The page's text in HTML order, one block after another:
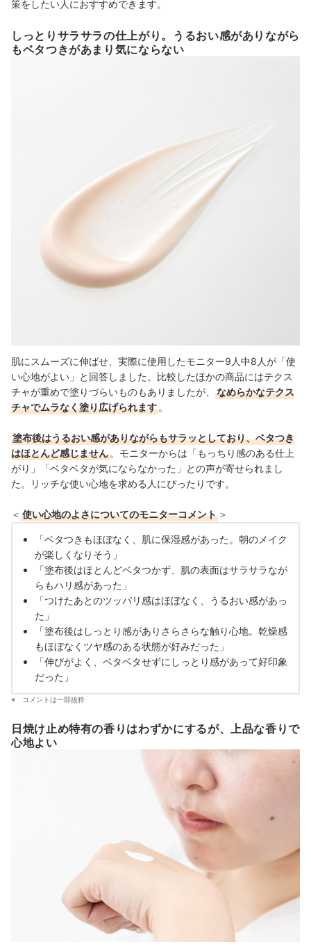
策をしたい人におすすめできます。
しっとりサラサラの仕上がり。うるおい感がありながら
もベタつきがあまり気にならない
肌にスムーズに伸ばせ、実際に使用したモニター9人中8人が「使
い心地がよい」と回答しました。比較したほかの商品にはテクス
チャが重めで塗りづらいものもありましたが、
なめらかなテクス
チャでムラなく塗り広げられます 。
塗布後はうるおい感がありながらもサラッとしており、ベタつき
はほとんど感じません 。モニターからは「もっちり感のある仕上
がり」「ベタベタが気にならなかった」との声が寄せられまし
た。リッチな使い心地を求める人にぴったりです。
＜ 使い心地のよさについてのモニターコメント ＞
「ベタつきもほぼなく、肌に保湿感があった。朝のメイク
が楽しくなりそう」
「塗布後はほとんどベタつかず、肌の表面はサラサラなが
らもハリ感があった」
「つけたあとのツッパリ感はほぼなく、うるおい感があっ
た」
「塗布後はしっとり感がありさらさらな触り心地。乾燥感
もほぼなくツヤ感のある状態が好みだった」
「伸びがよく、ベタベタせずにしっとり感があって好印象
だった」
コメントは一部抜粋
日焼け止め特有の香りはわずかにするが、上品な香りで
心地よい